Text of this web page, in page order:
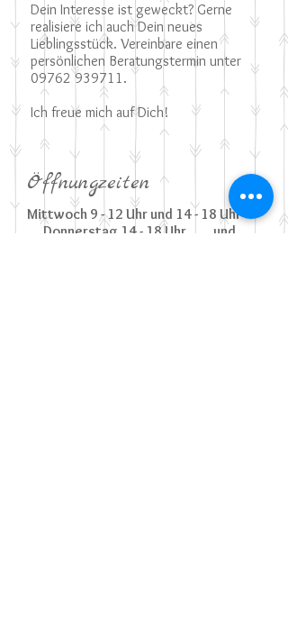
Dein Interesse ist geweckt? Gerne
realisiere ich auch Dein neues
Lieblingsstück. Vereinbare einen
persönlichen Beratungstermin unter
09762 939711.
Ich freue mich auf Dich!
Öffnungzeiten
Mittwoch 9 - 12 Uhr und 14 - 18 Uhr
Donnerstag 14 - 18 Uhr und